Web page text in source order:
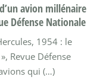
avion millénaire
Défense Nationale
1954 : le
Revue Défense
qui (…)